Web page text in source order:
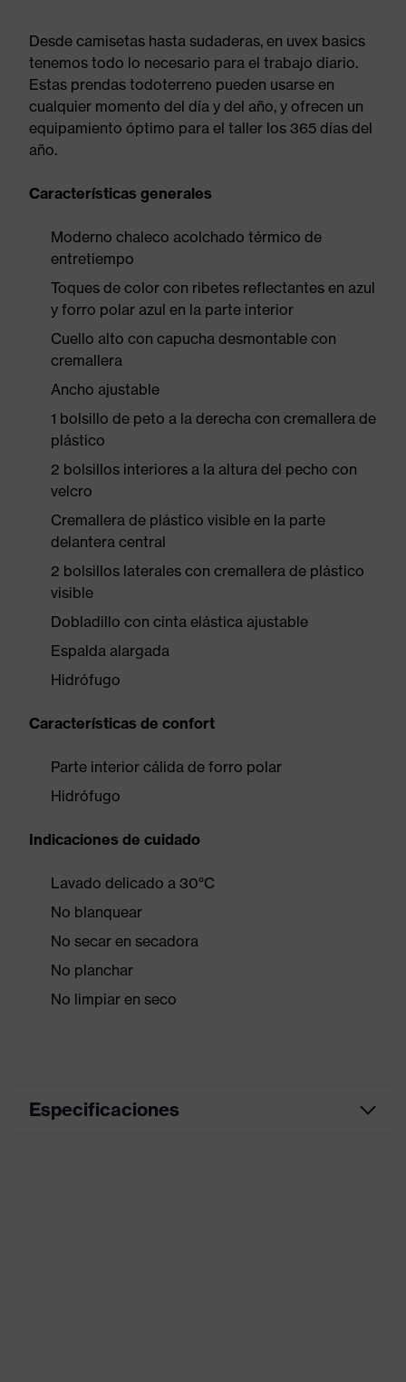
Desde camisetas hasta sudaderas, en uvex basics
tenemos todo lo necesario para el trabajo diario.
Estas prendas todoterreno pueden usarse en
cualquier momento del día y del año, y ofrecen un
equipamiento óptimo para el taller los 365 días del
año.
Características generales
Moderno chaleco acolchado térmico de
entretiempo
Toques de color con ribetes reflectantes en azul
y forro polar azul en la parte interior
Cuello alto con capucha desmontable con
cremallera
Ancho ajustable
1 bolsillo de peto a la derecha con cremallera de
plástico
2 bolsillos interiores a la altura del pecho con
velcro
Cremallera de plástico visible en la parte
delantera central
2 bolsillos laterales con cremallera de plástico
visible
Dobladillo con cinta elástica ajustable
Espalda alargada
Hidrófugo
Características de confort
Parte interior cálida de forro polar
Hidrófugo
Indicaciones de cuidado
Lavado delicado a 30°C
No blanquear
No secar en secadora
No planchar
No limpiar en seco
Especificaciones